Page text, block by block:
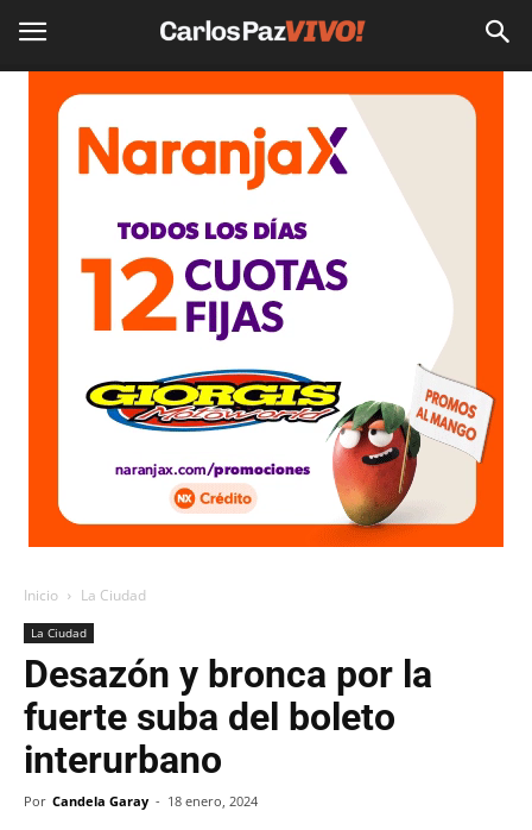
Inicio La Ciudad
La Ciudad
Desazón y bronca por la
fuerte suba del boleto
interurbano
Por Candela Garay - 18 enero, 2024